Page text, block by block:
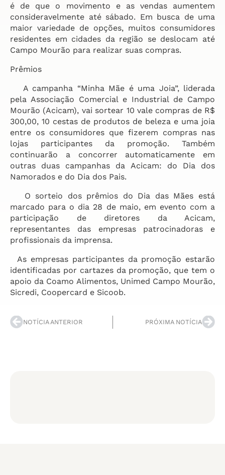
é de que o movimento e as vendas aumentem
consideravelmente até sábado. Em busca de uma
maior variedade de opções, muitos consumidores
residentes em cidades da região se deslocam até
Campo Mourão para realizar suas compras.
Prêmios
A campanha “Minha Mãe é uma Joia”, liderada
pela Associação Comercial e Industrial de Campo
Mourão (Acicam), vai sortear 10 vale compras de R$
300,00, 10 cestas de produtos de beleza e uma joia
entre os consumidores que fizerem compras nas
lojas participantes da promoção. Também
continuarão a concorrer automaticamente em
outras duas campanhas da Acicam: do Dia dos
Namorados e do Dia dos Pais.
O sorteio dos prêmios do Dia das Mães está
marcado para o dia 28 de maio, em evento com a
participação de diretores da Acicam,
representantes das empresas patrocinadoras e
profissionais da imprensa.
As empresas participantes da promoção estarão
identificadas por cartazes da promoção, que tem o
apoio da Coamo Alimentos, Unimed Campo Mourão,
Sicredi, Coopercard e Sicoob.
NOTÍCIA ANTERIOR PRÓXIMA NOTÍCIA